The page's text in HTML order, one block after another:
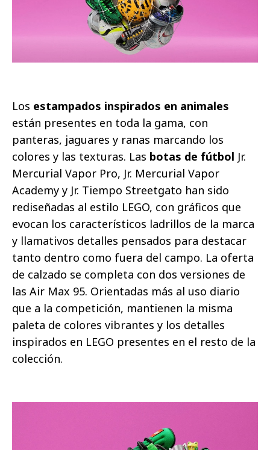
Los estampados inspirados en animales
están presentes en toda la gama, con
panteras, jaguares y ranas marcando los
colores y las texturas. Las botas de fútbol Jr.
Mercurial Vapor Pro, Jr. Mercurial Vapor
Academy y Jr. Tiempo Streetgato han sido
rediseñadas al estilo LEGO, con gráficos que
evocan los característicos ladrillos de la marca
y llamativos detalles pensados para destacar
tanto dentro como fuera del campo. La oferta
de calzado se completa con dos versiones de
las Air Max 95. Orientadas más al uso diario
que a la competición, mantienen la misma
paleta de colores vibrantes y los detalles
inspirados en LEGO presentes en el resto de la
colección.